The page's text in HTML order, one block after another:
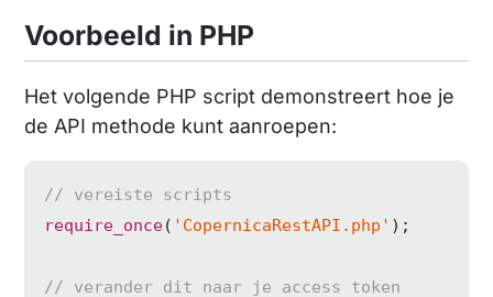
Voorbeeld in PHP
Het volgende PHP script demonstreert hoe je
de API methode kunt aanroepen:
// vereiste scripts
require_once( 'CopernicaRestAPI.php' );
// verander dit naar je access token